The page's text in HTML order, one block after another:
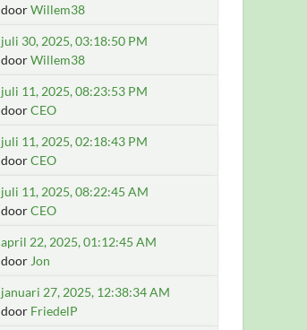
doorWillem38
juli 30, 2025, 03:18:50 PM
doorWillem38
juli 11, 2025, 08:23:53 PM
doorCEO
juli 11, 2025, 02:18:43 PM
doorCEO
juli 11, 2025, 08:22:45 AM
doorCEO
april 22, 2025, 01:12:45 AM
door Jon
januari 27, 2025, 12:38:34 AM
door FriedelP